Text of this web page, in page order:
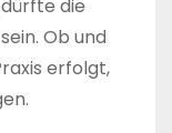
die
Ob und
erfolgt,